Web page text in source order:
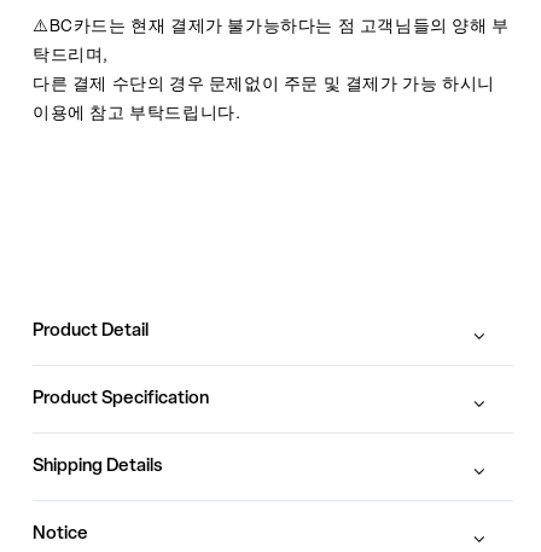
⚠️BC카드는 현재 결제가 불가능하다는 점 고객님들의 양해 부
탁드리며,
다른 결제 수단의 경우 문제없이 주문 및 결제가 가능 하시니
이용에 참고 부탁드립니다.
Product Detail
Product Specification
Shipping Details
Notice